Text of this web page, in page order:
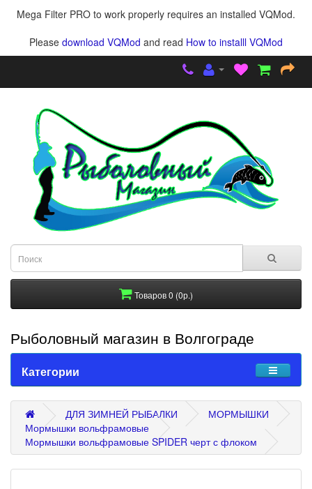
Mega Filter PRO to work properly requires an installed VQMod.
Please download VQMod and read How to installl VQMod
Товаров 0 (0р.)
Рыболовный магазин в Волгограде
Категории
ДЛЯ ЗИМНЕЙ РЫБАЛКИ
МОРМЫШКИ
Мормышки вольфрамовые
Мормышки вольфрамовые SPIDER черт с флоком